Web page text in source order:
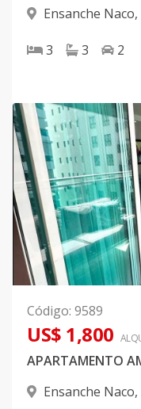
Ensanche Naco,
3 3 2
Código: 9589
US$ 1,800
Ensanche Naco,